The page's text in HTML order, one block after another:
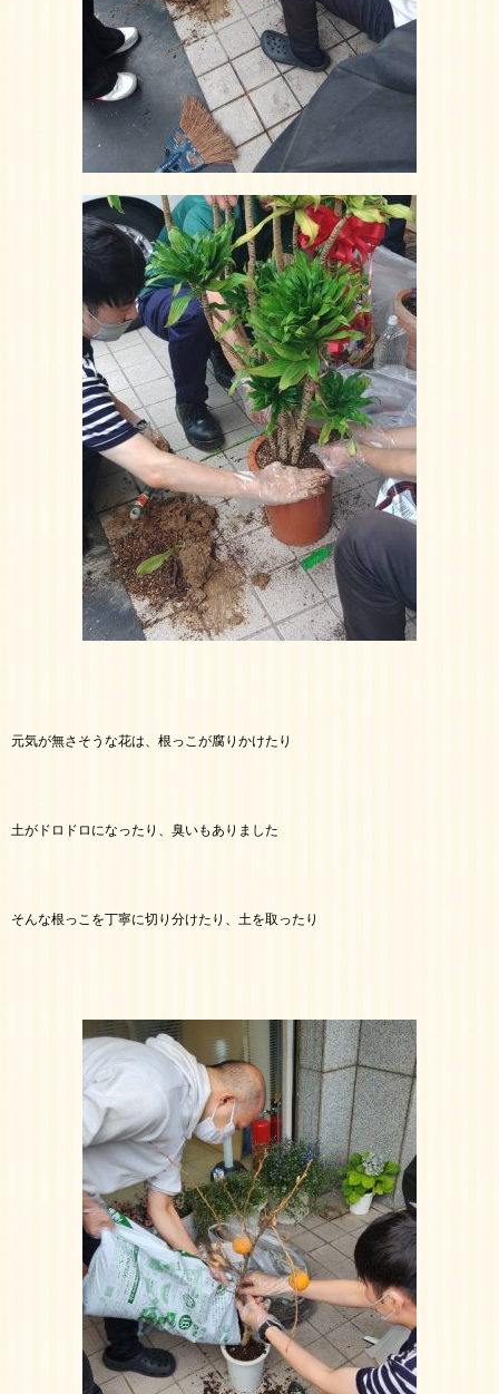
元気が無さそうな花は、根っこが腐りかけたり
土がドロドロになったり、臭いもありました
そんな根っこを丁寧に切り分けたり、土を取ったり